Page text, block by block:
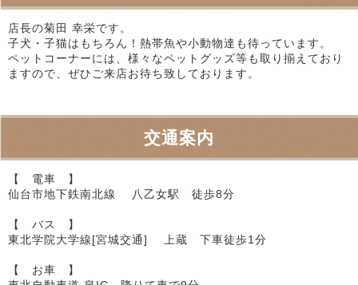
店長の菊田 幸栄です。
子犬・子猫はもちろん！熱帯魚や小動物達も待っています。
ペットコーナーには、様々なペットグッズ等も取り揃えており
ますので、ぜひご来店お待ち致しております。
交通案内
【 電車 】
仙台市地下鉄南北線 八乙女駅 徒歩8分
【 バス 】
東北学院大学線[宮城交通] 上蔵 下車徒歩1分
【 お車 】